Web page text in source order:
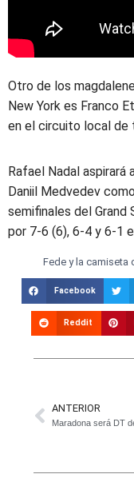
Otro de los
New York es Franco
en el circuito local de
Rafael Nadal aspirará
Daniil Medvedev
semifinales del
por 7-6 (6), 6-4 y 6-1
Fede y la camiseta
Facebook
Reddit
ANTERIOR
Maradona será DT